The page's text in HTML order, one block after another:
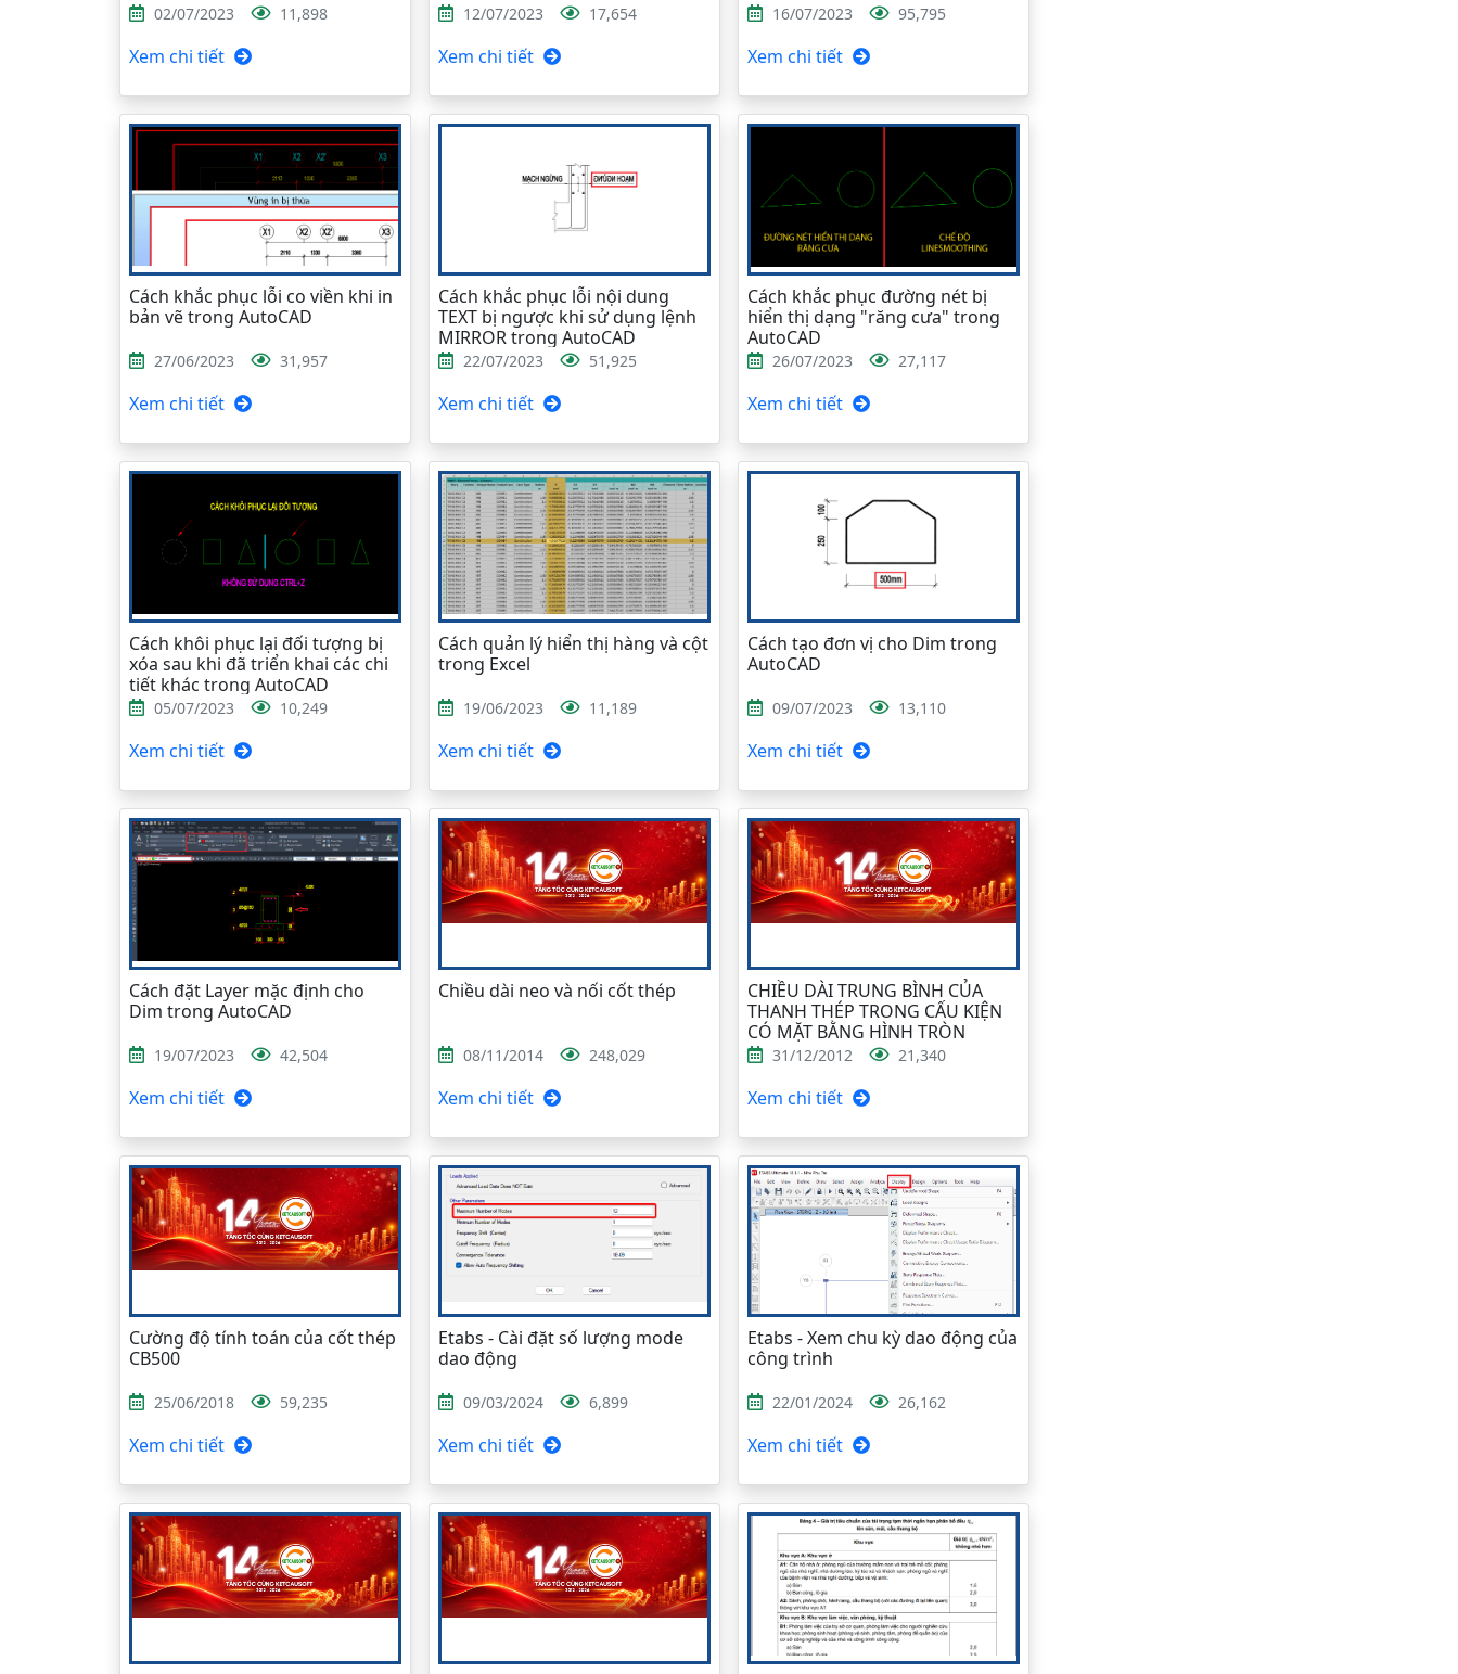
02/07/2023 11,898
Xem chi tiết
12/07/2023 17,654
Xem chi tiết
16/07/2023 95,795
Xem chi tiết
Cách khắc phục lỗi co viền khi in
bản vẽ trong AutoCAD
27/06/2023 31,957
Xem chi tiết
Cách khắc phục lỗi nội dung
TEXT bị ngược khi sử dụng lệnh
MIRROR trong AutoCAD
22/07/2023 51,925
Xem chi tiết
Cách khắc phục đường nét bị
hiển thị dạng "răng cưa" trong
AutoCAD
26/07/2023 27,117
Xem chi tiết
Cách khôi phục lại đối tượng bị
xóa sau khi đã triển khai các chi
tiết khác trong AutoCAD
05/07/2023 10,249
Xem chi tiết
Cách quản lý hiển thị hàng và cột
trong Excel
19/06/2023 11,189
Xem chi tiết
Cách tạo đơn vị cho Dim trong
AutoCAD
09/07/2023 13,110
Xem chi tiết
Cách đặt Layer mặc định cho
Dim trong AutoCAD
19/07/2023 42,504
Xem chi tiết
Chiều dài neo và nối cốt thép
08/11/2014 248,029
Xem chi tiết
CHIỀU DÀI TRUNG BÌNH CỦA
THANH THÉP TRONG CẤU KIỆN
CÓ MẶT BẰNG HÌNH TRÒN
31/12/2012 21,340
Xem chi tiết
Cường độ tính toán của cốt thép
CB500
25/06/2018 59,235
Xem chi tiết
Etabs - Cài đặt số lượng mode
dao động
09/03/2024 6,899
Xem chi tiết
Etabs - Xem chu kỳ dao động của
công trình
22/01/2024 26,162
Xem chi tiết